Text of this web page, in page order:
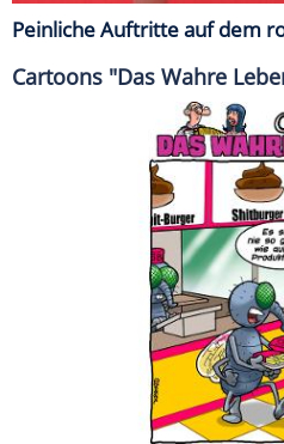
Peinliche Auftritte auf dem
Cartoons "Das Wahre